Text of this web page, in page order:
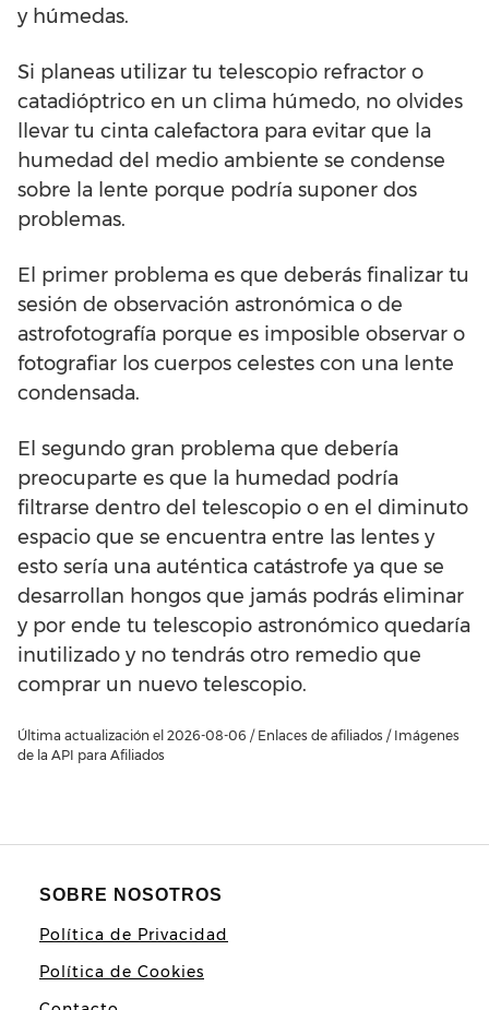
y húmedas.
Si planeas utilizar tu telescopio refractor o
catadióptrico en un clima húmedo, no olvides
llevar tu cinta calefactora para evitar que la
humedad del medio ambiente se condense
sobre la lente porque podría suponer dos
problemas.
El primer problema es que deberás finalizar tu
sesión de observación astronómica o de
astrofotografía porque es imposible observar o
fotografiar los cuerpos celestes con una lente
condensada.
El segundo gran problema que debería
preocuparte es que la humedad podría
filtrarse dentro del telescopio o en el diminuto
espacio que se encuentra entre las lentes y
esto sería una auténtica catástrofe ya que se
desarrollan hongos que jamás podrás eliminar
y por ende tu telescopio astronómico quedaría
inutilizado y no tendrás otro remedio que
comprar un nuevo telescopio.
Última actualización el 2026-08-06 / Enlaces de afiliados / Imágenes
de la API para Afiliados
SOBRE NOSOTROS
Política de Privacidad
Política de Cookies